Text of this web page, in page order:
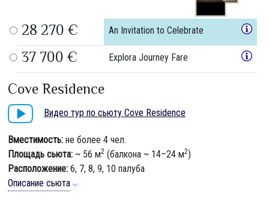
28 270 € An Invitation to Celebrate
37 700 € Explora Journey Fare
Cove Residence
Видео тур по сьюту Cove Residence
Вместимость: не более 4 чел.
Площадь сьюта: ~ 56 м2 (балкона ~ 14–24 м2)
Расположение: 6, 7, 8, 9, 10 палуба
Описание сьюта